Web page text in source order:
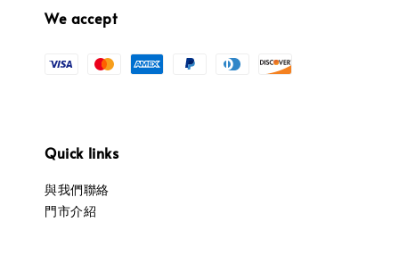
We accept
Quick links
與我們聯絡
門市介紹